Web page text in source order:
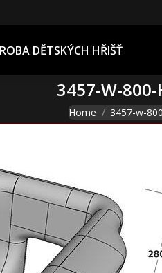
DĚTSKÝCH HŘIŠŤ
3457-W-
You are here:
Home 3457-w-